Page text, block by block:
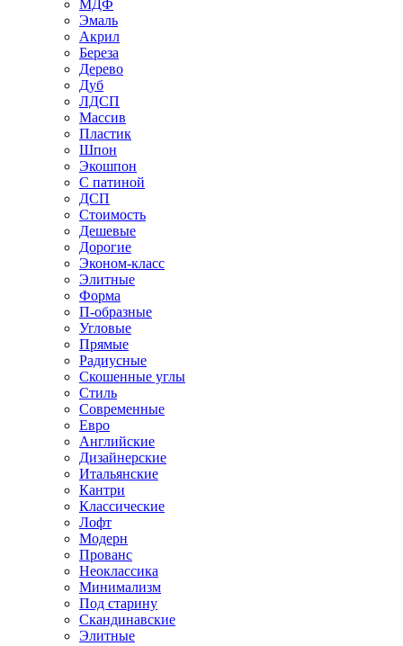
МДФ
Эмаль
Акрил
Береза
Дерево
Дуб
ЛДСП
Массив
Пластик
Шпон
Экошпон
С патиной
ДСП
Стоимость
Дешевые
Дорогие
Эконом-класс
Элитные
Форма
П-образные
Угловые
Прямые
Радиусные
Скошенные углы
Стиль
Современные
Евро
Английские
Дизайнерские
Итальянские
Кантри
Классические
Лофт
Модерн
Прованс
Неоклассика
Минимализм
Под старину
Скандинавские
Элитные